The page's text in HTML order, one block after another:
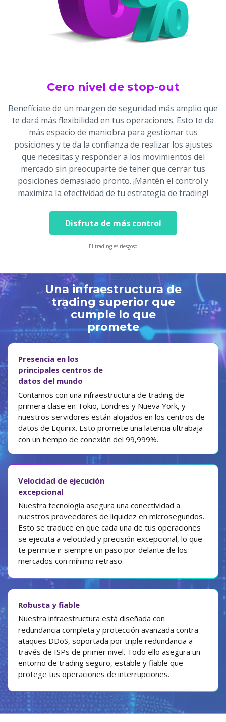
Cero nivel de stop-out
Benefíciate de un margen de seguridad más amplio que
te dará más flexibilidad en tus operaciones. Esto te da
más espacio de maniobra para gestionar tus
posiciones y te da la confianza de realizar los ajustes
que necesitas y responder a los movimientos del
mercado sin preocuparte de tener que cerrar tus
posiciones demasiado pronto. ¡Mantén el control y
maximiza la efectividad de tu estrategia de trading!
Disfruta de más control
El trading es riesgoso
Una infraestructura de
trading superior que
cumple lo que
promete
Presencia en los
principales centros de
datos del mundo
Contamos con una infraestructura de trading de
primera clase en Tokio, Londres y Nueva York, y
nuestros servidores están alojados en los centros de
datos de Equinix. Esto promete una latencia ultrabaja
con un tiempo de conexión del 99,999%.
Velocidad de ejecución
excepcional
Nuestra tecnología asegura una conectividad a
nuestros proveedores de liquidez en microsegundos.
Esto se traduce en que cada una de tus operaciones
se ejecuta a velocidad y precisión excepcional, lo que
te permite ir siempre un paso por delante de los
mercados con mínimo retraso.
Robusta y fiable
Nuestra infraestructura está diseñada con
redundancia completa y protección avanzada contra
ataques DDoS, soportada por triple redundancia a
través de ISPs de primer nivel. Todo ello asegura un
entorno de trading seguro, estable y fiable que
protege tus operaciones de interrupciones.